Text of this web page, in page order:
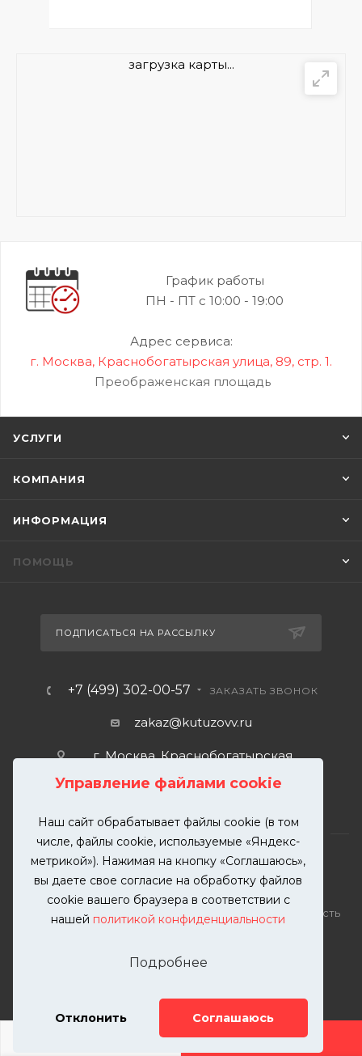
Управление файлами cookie
Наш сайт обрабатывает файлы cookie (в том
числе, файлы cookie, используемые «Яндекс-
метрикой»). Нажимая на кнопку «Соглашаюсь»,
вы даете свое согласие на обработку файлов
cookie вашего браузера в соответствии с
нашей политикой конфиденциальности
Подробнее
Отклонить Соглашаюсь
ДОБАВИТЬ УСЛУГУ
загрузка карты...
График работы
ПН - ПТ с 10:00 - 19:00
Адрес сервиса:
г. Москва, Краснобогатырская улица, 89, стр. 1.
Преображенская площадь
УСЛУГИ
КОМПАНИЯ
ИНФОРМАЦИЯ
ПОМОЩЬ
ПОДПИСАТЬСЯ НА РАССЫЛКУ
+7 (499) 302-00-57 ЗАКАЗАТЬ ЗВОНОК
zakaz@kutuzovv.ru
г. Москва, Краснобогатырская
2026 © KUTUZOVV | Кузовной ремонт и покраска
автомобилей. Вся информация на сайте – собственность
разрешения запрещена. Все права защищены.
Телефон: 8(499)-302-00-57